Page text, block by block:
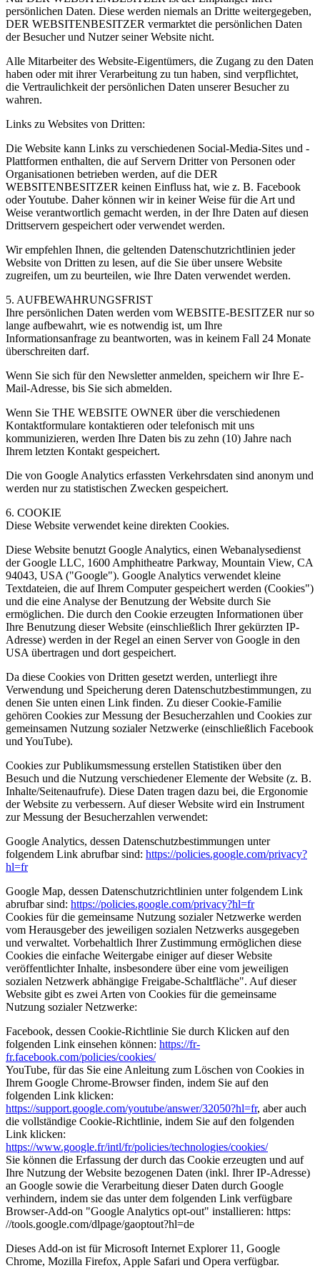
persönlichen Daten. Diese werden niemals an Dritte weitergegeben,
DER WEBSITENBESITZER vermarktet die persönlichen Daten
der Besucher und Nutzer seiner Website nicht.
Alle Mitarbeiter des Website-Eigentümers, die Zugang zu den Daten
haben oder mit ihrer Verarbeitung zu tun haben, sind verpflichtet,
die Vertraulichkeit der persönlichen Daten unserer Besucher zu
wahren.
Links zu Websites von Dritten:
Die Website kann Links zu verschiedenen Social-Media-Sites und -
Plattformen enthalten, die auf Servern Dritter von Personen oder
Organisationen betrieben werden, auf die DER
WEBSITENBESITZER keinen Einfluss hat, wie z. B. Facebook
oder Youtube. Daher können wir in keiner Weise für die Art und
Weise verantwortlich gemacht werden, in der Ihre Daten auf diesen
Drittservern gespeichert oder verwendet werden.
Wir empfehlen Ihnen, die geltenden Datenschutzrichtlinien jeder
Website von Dritten zu lesen, auf die Sie über unsere Website
zugreifen, um zu beurteilen, wie Ihre Daten verwendet werden.
5. AUFBEWAHRUNGSFRIST
Ihre persönlichen Daten werden vom WEBSITE-BESITZER nur so
lange aufbewahrt, wie es notwendig ist, um Ihre
Informationsanfrage zu beantworten, was in keinem Fall 24 Monate
überschreiten darf.
Wenn Sie sich für den Newsletter anmelden, speichern wir Ihre E-
Mail-Adresse, bis Sie sich abmelden.
Wenn Sie THE WEBSITE OWNER über die verschiedenen
Kontaktformulare kontaktieren oder telefonisch mit uns
kommunizieren, werden Ihre Daten bis zu zehn (10) Jahre nach
Ihrem letzten Kontakt gespeichert.
Die von Google Analytics erfassten Verkehrsdaten sind anonym und
werden nur zu statistischen Zwecken gespeichert.
6. COOKIE
Diese Website verwendet keine direkten Cookies.
Diese Website benutzt Google Analytics, einen Webanalysedienst
der Google LLC, 1600 Amphitheatre Parkway, Mountain View, CA
94043, USA ("Google"). Google Analytics verwendet kleine
Textdateien, die auf Ihrem Computer gespeichert werden (Cookies")
und die eine Analyse der Benutzung der Website durch Sie
ermöglichen. Die durch den Cookie erzeugten Informationen über
Ihre Benutzung dieser Website (einschließlich Ihrer gekürzten IP-
Adresse) werden in der Regel an einen Server von Google in den
USA übertragen und dort gespeichert.
Da diese Cookies von Dritten gesetzt werden, unterliegt ihre
Verwendung und Speicherung deren Datenschutzbestimmungen, zu
denen Sie unten einen Link finden. Zu dieser Cookie-Familie
gehören Cookies zur Messung der Besucherzahlen und Cookies zur
gemeinsamen Nutzung sozialer Netzwerke (einschließlich Facebook
und YouTube).
Cookies zur Publikumsmessung erstellen Statistiken über den
Besuch und die Nutzung verschiedener Elemente der Website (z. B.
Inhalte/Seitenaufrufe). Diese Daten tragen dazu bei, die Ergonomie
der Website zu verbessern. Auf dieser Website wird ein Instrument
zur Messung der Besucherzahlen verwendet:
Google Analytics, dessen Datenschutzbestimmungen unter
folgendem Link abrufbar sind: https://policies.google.com/privacy?
hl=fr
Google Map, dessen Datenschutzrichtlinien unter folgendem Link
abrufbar sind: https://policies.google.com/privacy?hl=fr
Cookies für die gemeinsame Nutzung sozialer Netzwerke werden
vom Herausgeber des jeweiligen sozialen Netzwerks ausgegeben
und verwaltet. Vorbehaltlich Ihrer Zustimmung ermöglichen diese
Cookies die einfache Weitergabe einiger auf dieser Website
veröffentlichter Inhalte, insbesondere über eine vom jeweiligen
sozialen Netzwerk abhängige Freigabe-Schaltfläche". Auf dieser
Website gibt es zwei Arten von Cookies für die gemeinsame
Nutzung sozialer Netzwerke:
Facebook, dessen Cookie-Richtlinie Sie durch Klicken auf den
folgenden Link einsehen können: https://fr-
fr.facebook.com/policies/cookies/
YouTube, für das Sie eine Anleitung zum Löschen von Cookies in
Ihrem Google Chrome-Browser finden, indem Sie auf den
folgenden Link klicken:
https://support.google.com/youtube/answer/32050?hl=fr, aber auch
die vollständige Cookie-Richtlinie, indem Sie auf den folgenden
Link klicken:
https://www.google.fr/intl/fr/policies/technologies/cookies/
Sie können die Erfassung der durch das Cookie erzeugten und auf
Ihre Nutzung der Website bezogenen Daten (inkl. Ihrer IP-Adresse)
an Google sowie die Verarbeitung dieser Daten durch Google
verhindern, indem sie das unter dem folgenden Link verfügbare
Browser-Add-on "Google Analytics opt-out" installieren: https:
//tools.google.com/dlpage/gaoptout?hl=de
Dieses Add-on ist für Microsoft Internet Explorer 11, Google
Chrome, Mozilla Firefox, Apple Safari und Opera verfügbar.